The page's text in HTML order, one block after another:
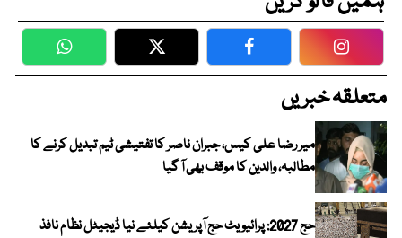
WhatsApp Twitter Facebook
متعلقہ خبریں
میر رضا علی کیس، جبران ناصر کا تفتیشی ٹیم تبدیل کرنے کا
مطالبہ، والدین کا موقف بھی آ گیا
حج 2027: پرائیویٹ حج آپریشن کیلئے نیا ڈیجیٹل نظام نافذ